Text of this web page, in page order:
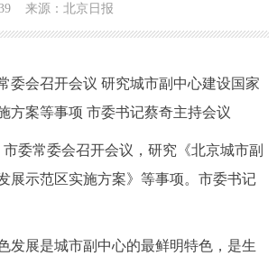
机构职能 政策服务
来源：北京日报
会召开会议 研究城市副中心建设国家
方案等事项 市委书记蔡奇主持会议
常委会召开会议，研究《北京城市副
展示范区实施方案》等事项。市委书记
展是城市副中心的最鲜明特色，是生